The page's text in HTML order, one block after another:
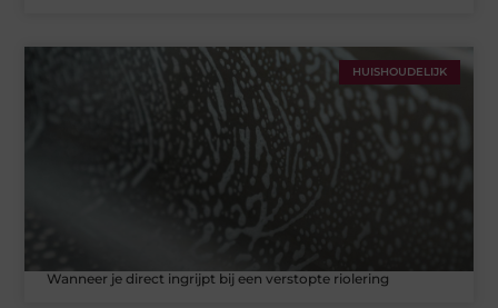
HUISHOUDELIJK
Wanneer je direct ingrijpt bij een verstopte riolering